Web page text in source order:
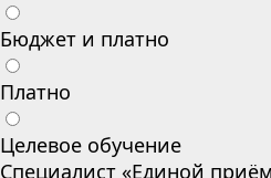
Бюджет и платно
Платно
Целевое обучение
Специалист «Единой